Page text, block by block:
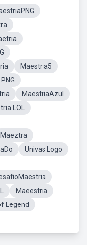
Maestria5
MaestriaAzul
LOL
Maeztra
Univas Logo
Maeestria
Legend